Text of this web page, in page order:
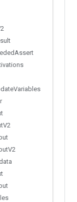
Assert
Variables
V2
V2